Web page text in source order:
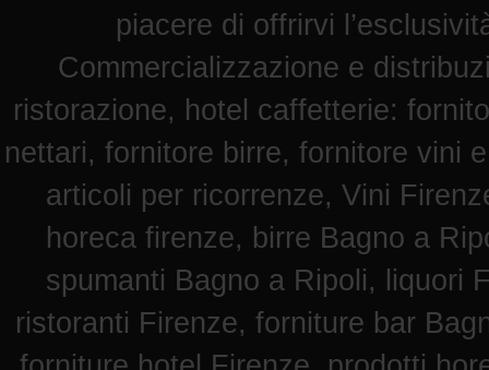
piacere di offrirvi
Commercializzazione e
ristorazione, hotel caffetterie:
nettari, fornitore birre, fornitore vini
articoli per ricorrenze, Vini
horeca firenze, birre Bagno a
spumanti Bagno a Ripoli, liquori
ristoranti Firenze, forniture bar